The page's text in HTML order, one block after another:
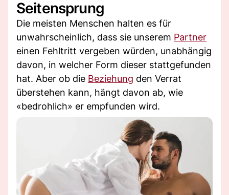
Seitensprung
Die meisten Menschen halten es für
unwahrscheinlich, dass sie unserem Partner
einen Fehltritt vergeben würden, unabhängig
davon, in welcher Form dieser stattgefunden
hat. Aber ob die Beziehung den Verrat
überstehen kann, hängt davon ab, wie
«bedrohlich» er empfunden wird.